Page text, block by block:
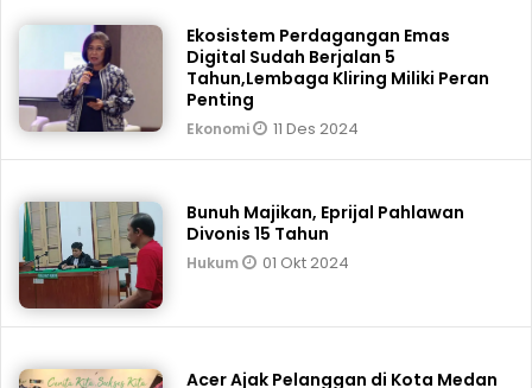
Ekosistem Perdagangan Emas
Digital Sudah Berjalan 5
Tahun,Lembaga Kliring Miliki Peran
Penting
Ekonomi 11 Des 2024
Bunuh Majikan, Eprijal Pahlawan
Divonis 15 Tahun
Hukum 01 Okt 2024
Acer Ajak Pelanggan di Kota Medan